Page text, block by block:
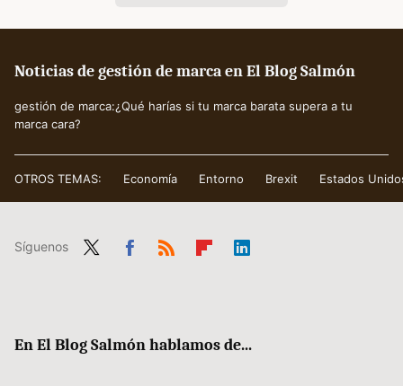
Noticias de gestión de marca en El Blog Salmón
gestión de marca:¿Qué harías si tu marca barata supera a tu
marca cara?
OTROS TEMAS: Economía Entorno Brexit Estados
Síguenos
En El Blog Salmón hablamos de...